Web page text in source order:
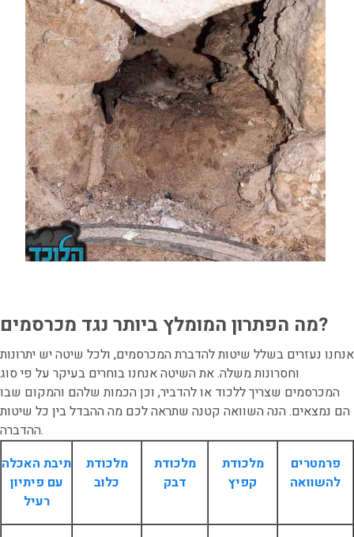
מה הפתרון המומלץ ביותר נגד מכרסמים?
אנחנו נעזרים בשלל שיטות להדברת המכרסמים, ולכל שיטה יש יתרונות
וחסרונות משלה. את השיטה אנחנו בוחרים בעיקר על פי סוג
המכרסמים שצריך ללכוד או להדביר, וכן הכמות שלהם והמקום שבו
הם נמצאים. הנה השוואה קטנה שתראה לכם מה ההבדל בין כל שיטות
ההדברה.
פרמטרים
להשוואה
מלכודת
קפיץ
מלכודת
דבק
מלכודת
כלוב
תיבת האכלה
עם פיתיון
רעיל